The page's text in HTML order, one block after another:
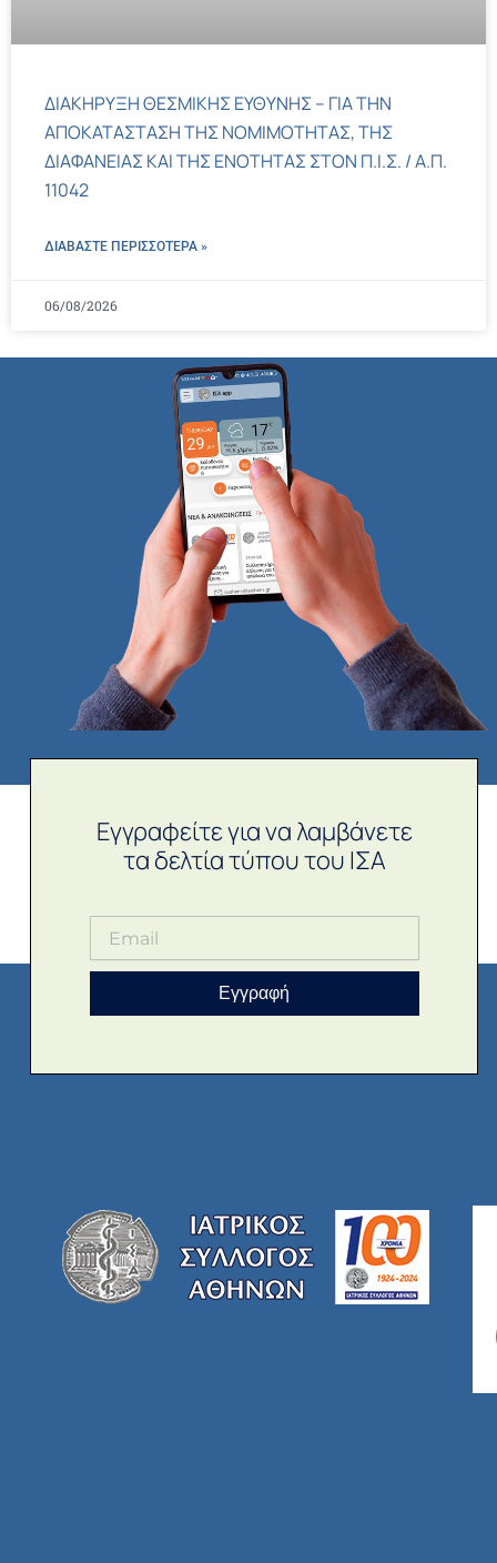
ΔΙΑΚΗΡΥΞΗ ΘΕΣΜΙΚΗΣ ΕΥΘΥΝΗΣ – ΓΙΑ ΤΗΝ
ΑΠΟΚΑΤΑΣΤΑΣΗ ΤΗΣ ΝΟΜΙΜΟΤΗΤΑΣ, ΤΗΣ
ΔΙΑΦΑΝΕΙΑΣ ΚΑΙ ΤΗΣ ΕΝΟΤΗΤΑΣ ΣΤΟΝ Π.Ι.Σ. / Α.Π.
11042
ΔΙΑΒΑΣΤΕ ΠΕΡΙΣΣΌΤΕΡΑ »
06/08/2026
Εγγραφείτε για να λαμβάνετε
τα δελτία τύπου του ΙΣΑ
Εγγραφή